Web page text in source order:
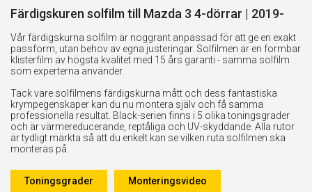
Färdigskuren solfilm till Mazda 3 4-dörrar | 2019-
Vår färdigskurna solfilm är noggrant anpassad för att ge en exakt
passform, utan behov av egna justeringar. Solfilmen är en formbar
klisterfilm av högsta kvalitet med 15 års garanti - samma solfilm
som experterna använder.
Tack vare solfilmens färdigskurna mått och dess fantastiska
krympegenskaper kan du nu montera själv och få samma
professionella resultat. Black-serien finns i 5 olika toningsgrader
och är värmereducerande, reptåliga och UV-skyddande. Alla rutor
är tydligt märkta så att du enkelt kan se vilken ruta solfilmen ska
monteras på.
Toningsgrader Monteringsvideo